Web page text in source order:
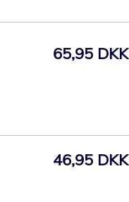
65,95 DKK
46,95 DKK